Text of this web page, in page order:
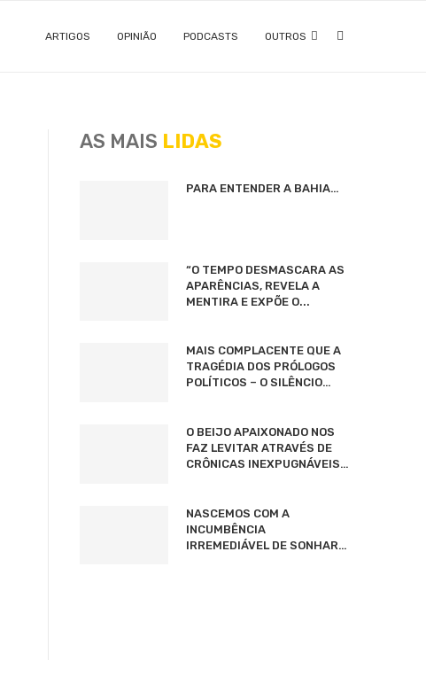
ARTIGOS OPINIÃO PODCASTS OUTROS
AS MAIS LIDAS
PARA ENTENDER A BAHIA…
“O TEMPO DESMASCARA AS
APARÊNCIAS, REVELA A
MENTIRA E EXPÕE O...
MAIS COMPLACENTE QUE A
TRAGÉDIA DOS PRÓLOGOS
POLÍTICOS – O SILÊNCIO…
O BEIJO APAIXONADO NOS
FAZ LEVITAR ATRAVÉS DE
CRÔNICAS INEXPUGNÁVEIS…
NASCEMOS COM A
INCUMBÊNCIA
IRREMEDIÁVEL DE SONHAR…